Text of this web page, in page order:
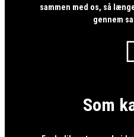
sammen med os, så
gennem
Som